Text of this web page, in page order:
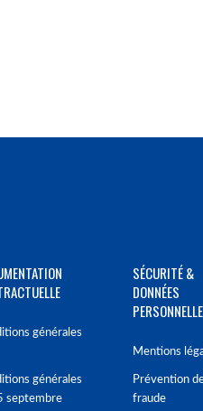
générales
générales
septembre
SÉCURITÉ &
DONNÉES
Mentions
Prévention
fraude